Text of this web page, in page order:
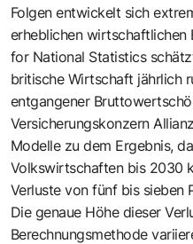
Folgen entwickelt sich
erheblichen wirtschaftlichen
for National Statistics
britische Wirtschaft jährlich
entgangener
Versicherungskonzern
Modelle zu dem Ergebnis,
Volkswirtschaften bis 2030
Verluste von fünf bis sieben
Die genaue Höhe dieser
Berechnungsmethode